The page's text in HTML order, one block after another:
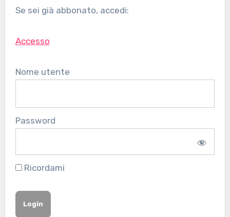
Se sei già abbonato, accedi:
Accesso
Nome utente
Password
Ricordami